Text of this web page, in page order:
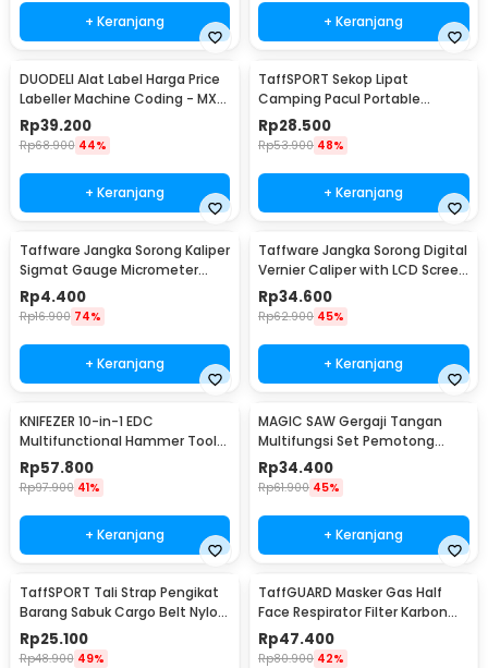
+ Keranjang + Keranjang
DUODELI Alat Label Harga Price
Labeller Machine Coding - MX-
5500
Rp39.200
Rp68.900 44%
+ Keranjang
TaffSPORT Sekop Lipat
Camping Pacul Portable
Tactical Survival 40cm - 101
Rp28.500
Rp53.900 48%
+ Keranjang
Taffware Jangka Sorong Kaliper
Sigmat Gauge Micrometer
150mm - QST-600
Rp4.400
Rp16.900 74%
+ Keranjang
Taffware Jangka Sorong Digital
Vernier Caliper with LCD Screen
150mm - JIGO-150
Rp34.600
Rp62.900 45%
+ Keranjang
KNIFEZER 10-in-1 EDC
Multifunctional Hammer Tool
for Camping Survival - WL-
9003
Rp57.800
Rp97.900 41%
+ Keranjang
MAGIC SAW Gergaji Tangan
Multifungsi Set Pemotong
Kayu Besi
Rp34.400
Rp61.900 45%
+ Keranjang
TaffSPORT Tali Strap Pengikat
Barang Sabuk Cargo Belt Nylon
5M - XR2
Rp25.100
Rp48.900 49%
TaffGUARD Masker Gas Half
Face Respirator Filter Karbon
Aktif KN95 - 6200
Rp47.400
Rp80.900 42%